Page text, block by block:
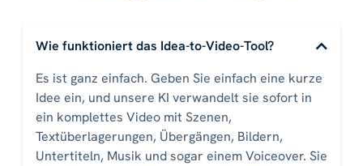
Wie funktioniert das Idea-to-Video-Tool?
Es ist ganz einfach. Geben Sie einfach eine kurze
Idee ein, und unsere KI verwandelt sie sofort in
ein komplettes Video mit Szenen,
Textüberlagerungen, Übergängen, Bildern,
Untertiteln, Musik und sogar einem Voiceover. Sie